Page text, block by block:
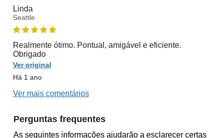
Linda
Seattle
Realmente ótimo. Pontual, amigável e eficiente.
Obrigado
Ver original
Há 1 ano
Ver mais comentários
Perguntas frequentes
As seguintes informações ajudarão a esclarecer certas